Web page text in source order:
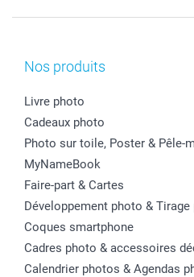
Nos produits
Livre photo
Cadeaux photo
Photo sur toile, Poster & Pêle-
MyNameBook
Faire-part & Cartes
Développement photo & Tirage
Coques smartphone
Cadres photo & accessoires
Calendrier photos & Agendas